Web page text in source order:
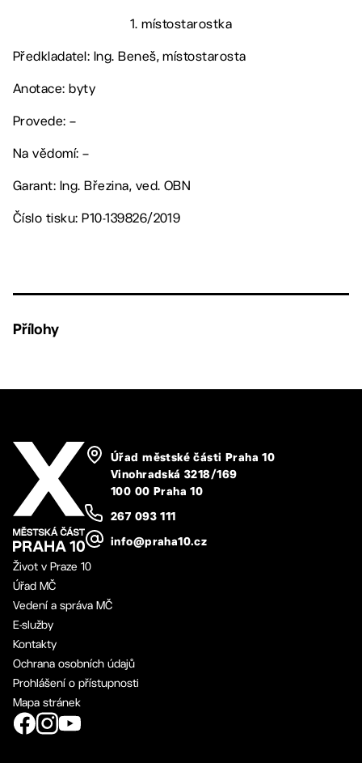
1. místostarostka
Předkladatel: Ing. Beneš, místostarosta
Anotace: byty
Provede: –
Na vědomí: –
Garant: Ing. Březina, ved. OBN
Číslo tisku: P10-139826/2019
Přílohy
Úřad městské části Praha 10
Vinohradská 3218/169
100 00 Praha 10
267 093 111
info@praha10.cz
Život v Praze 10
Úřad MČ
Vedení a správa MČ
E-služby
Kontakty
Ochrana osobních údajů
Prohlášení o přístupnosti
Mapa stránek